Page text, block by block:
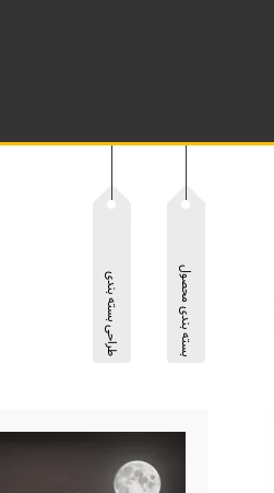
بسته بندی محصول طراحی بسته بندی